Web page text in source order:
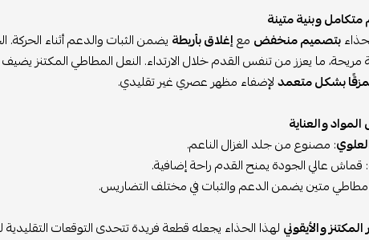
وبنية متينة
بتصميم منخفض معإغلاق بأربطة يضمن الثبات والدعم أثناء
ما يعزز من تنفس القدم خلال الارتداء. النعل المطاطي المكتنز
بشكل متعمدلإضفاء مظهر عصري غير تقليدي.
والعناية
: مصنوع من جلد الغزال الناعم.
: قماش عالي الجودة يمنح القدم راحة إضافية.
متين يضمن الدعم والثبات في مختلف التضاريس.
والأيقوني لهذا الحذاء يجعله قطعة فريدة تتحدى التوقعات التقليدية